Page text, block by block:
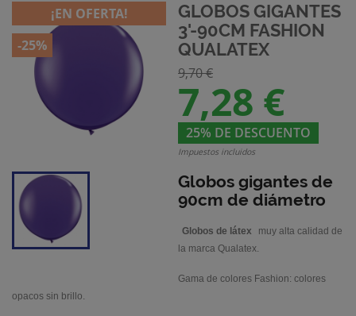
¡EN OFERTA!
-25%
GLOBOS GIGANTES
3'-90CM FASHION
QUALATEX
9,70 €
7,28 €
25% DE DESCUENTO
Impuestos incluidos
Globos gigantes de
90cm de diámetro
Globos de látex
muy alta calidad de
la marca Qualatex.
Gama de colores Fashion: colores
opacos sin brillo.